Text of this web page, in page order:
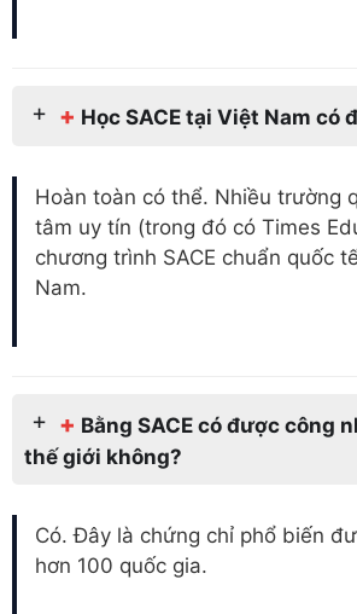
+ Học SACE tại Việt Nam có
Hoàn toàn có thể. Nhiều trường
tâm uy tín (trong đó có Times
chương trình SACE chuẩn quốc
Nam.
+ Bằng SACE có được công
thế giới không?
Có. Đây là chứng chỉ phổ biến
hơn 100 quốc gia.